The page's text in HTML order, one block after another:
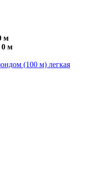
м
0 м
(100 м) легкая